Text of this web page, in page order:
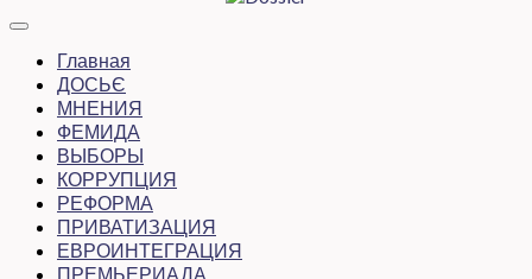
Главная
ДОСЬЄ
МНЕНИЯ
ФЕМИДА
ВЫБОРЫ
КОРРУПЦИЯ
РЕФОРМА
ПРИВАТИЗАЦИЯ
ЕВРОИНТЕГРАЦИЯ
ПРЕМЬЕРИАДА